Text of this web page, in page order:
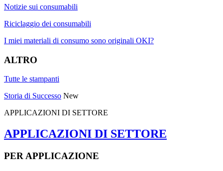
Notizie sui consumabili
Riciclaggio dei consumabili
I miei materiali di consumo sono originali OKI?
ALTRO
Tutte le stampanti
Storia di Successo New
APPLICAZIONI DI SETTORE
APPLICAZIONI DI SETTORE
PER APPLICAZIONE